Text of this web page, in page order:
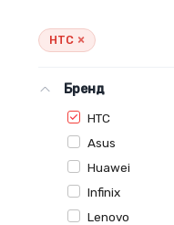
HTC ×
Бренд
HTC
Asus
Huawei
Infinix
Lenovo